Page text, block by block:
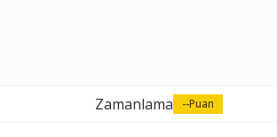
Zamanlama --Puan